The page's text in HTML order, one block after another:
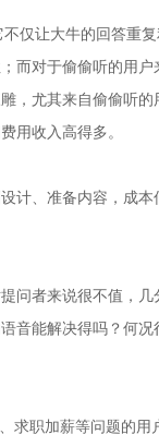
仅让大牛的回答重
而对于偷偷听的用
，尤其来自偷偷听
用收入高得多。
计、准备内容，成
问者来说很不值，
音能解决得吗？何
求职加薪等问题的用